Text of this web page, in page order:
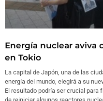
Energía nuclear aviva
en Tokio
La capital de Japón, una de las
energía del mundo, elegirá a su
El resultado podría ser crucial para